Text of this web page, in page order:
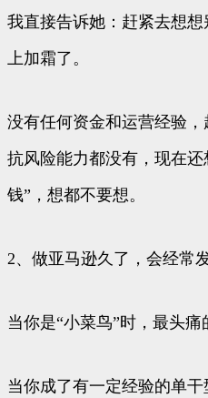
我直接告诉她：赶紧去想
上加霜了。
没有任何资金和运营经验
抗风险能力都没有，现在
钱”，想都不要想。
2、做亚马逊久了，会经常
当你是“小菜鸟”时，最头痛
当你成了有一定经验的单